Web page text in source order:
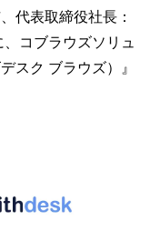
代表取締役社長：
コブラウズソリュ
スク ブラウズ）』